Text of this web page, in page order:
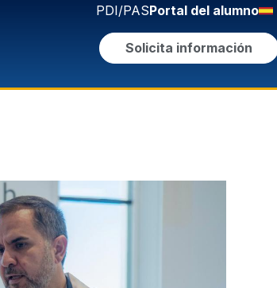
PDI/PASPortal del alumno
Solicita información